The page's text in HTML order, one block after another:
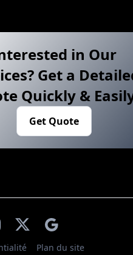
in Our
Get a
Quickly &
Get Quote
Plan du site